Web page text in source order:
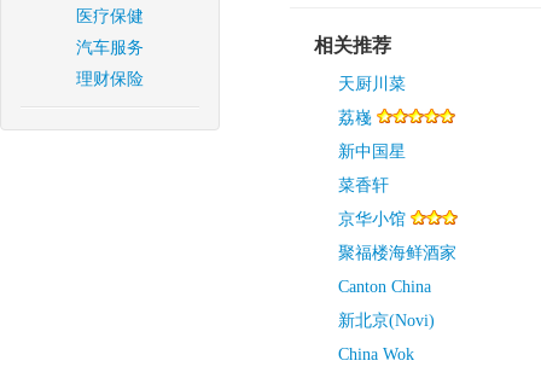
医疗保健
汽车服务
理财保险
相关推荐
天厨川菜
荔嶘
新中国星
菜香轩
京华小馆
聚福楼海鲜酒家
Canton China
新北京(Novi)
China Wok